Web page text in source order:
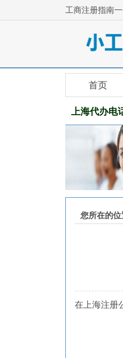
工商注册指南
首页
上海代办电
您所在的位
在上海注册